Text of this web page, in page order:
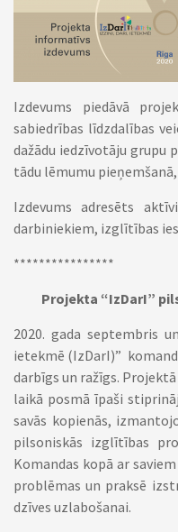
Izdevums piedāvā
sabiedrības līdzdalības
dažādu iedzīvotāju grupu
tādu lēmumu
Izdevums adresēts
darbiniekiem, izglītības
****************
Projekta “IzDarI”
2020. gada septembris
ietekmē (IzDarI)”
darbīgs un ražīgs.
laikā posmā īpaši
savās kopienās,
pilsoniskās izglītības
Komandas kopā ar
problēmas un praksē
dzīves uzlabošanai.